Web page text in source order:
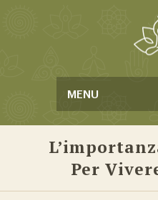
MENU
Per